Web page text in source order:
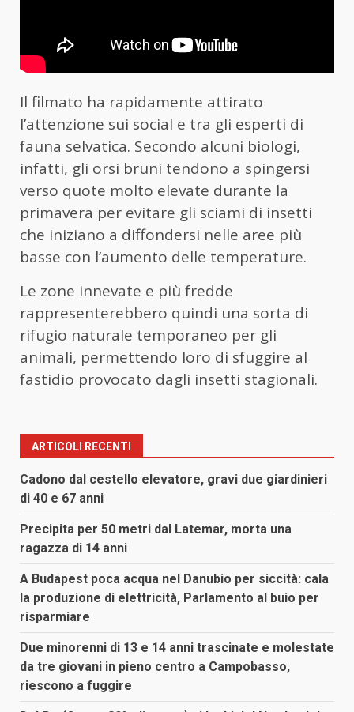
Il filmato ha rapidamente attirato
l’attenzione sui social e tra gli esperti di
fauna selvatica. Secondo alcuni biologi,
infatti, gli orsi bruni tendono a spingersi
verso quote molto elevate durante la
primavera per evitare gli sciami di insetti
che iniziano a diffondersi nelle aree più
basse con l’aumento delle temperature.
Le zone innevate e più fredde
rappresenterebbero quindi una sorta di
rifugio naturale temporaneo per gli
animali, permettendo loro di sfuggire al
fastidio provocato dagli insetti stagionali.
ARTICOLI RECENTI
Cadono dal cestello elevatore, gravi due giardinieri
di 40 e 67 anni
Precipita per 50 metri dal Latemar, morta una
ragazza di 14 anni
A Budapest poca acqua nel Danubio per siccità: cala
la produzione di elettricità, Parlamento al buio per
risparmiare
Due minorenni di 13 e 14 anni trascinate e molestate
da tre giovani in pieno centro a Campobasso,
riescono a fuggire